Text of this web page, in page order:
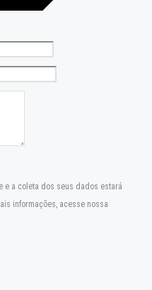
e a coleta dos seus dados estará
informações, acesse nossa